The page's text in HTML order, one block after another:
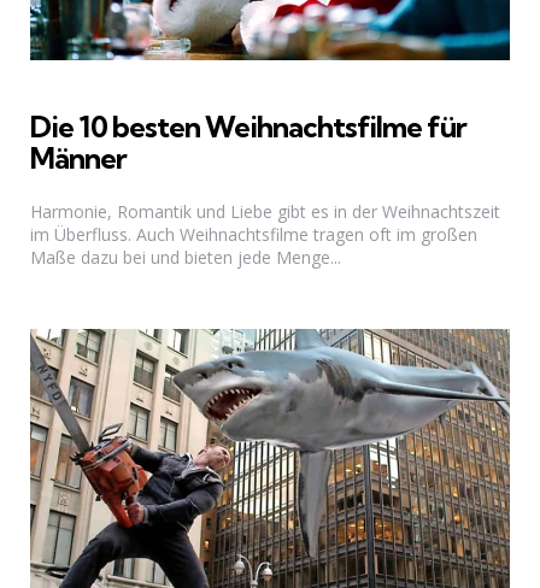
Die 10 besten Weihnachtsfilme für
Männer
Harmonie, Romantik und Liebe gibt es in der Weihnachtszeit
im Überfluss. Auch Weihnachtsfilme tragen oft im großen
Maße dazu bei und bieten jede Menge...